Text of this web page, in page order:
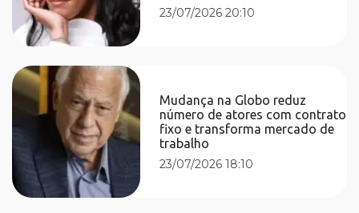
23/07/2026 20:10
Mudança na Globo reduz
número de atores com contrato
fixo e transforma mercado de
trabalho
23/07/2026 18:10